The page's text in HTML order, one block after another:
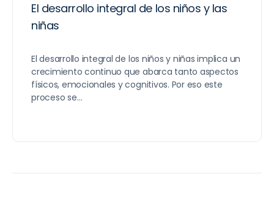
El desarrollo integral de los niños y las
niñas
El desarrollo integral de los niños y niñas implica un
crecimiento continuo que abarca tanto aspectos
físicos, emocionales y cognitivos. Por eso este
proceso se…